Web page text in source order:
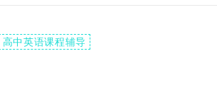
高中英语课程辅导